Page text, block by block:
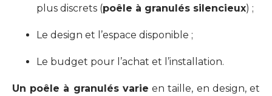
plus discrets (poêle à granulés silencieux) ;
Le design et l’espace disponible ;
Le budget pour l’achat et l’installation.
Un poêle à granulés varie en taille, en design, et